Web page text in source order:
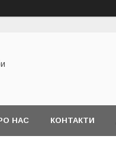
НАС КОНТАКТИ